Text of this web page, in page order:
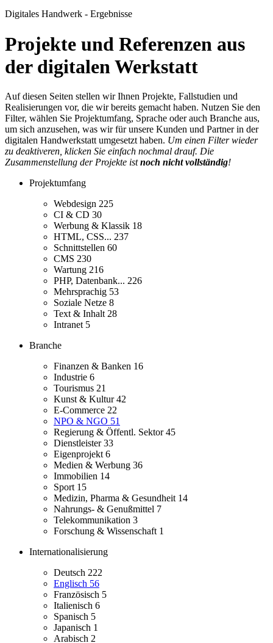
Digitales Handwerk - Ergebnisse
Projekte und Referenzen aus
der digitalen Werkstatt
Auf diesen Seiten stellen wir Ihnen Projekte, Fallstudien und
Realisierungen vor, die wir bereits gemacht haben. Nutzen Sie den
Filter, wählen Sie Projektumfang, Sprache oder auch Branche aus,
um sich anzusehen, was wir für unsere Kunden und Partner in der
digitalen Handwerkstatt umgesetzt haben. Um einen Filter wieder
zu deaktiveren, klicken Sie einfach nochmal drauf. Die
Zusammenstellung der Projekte istnoch nicht vollständig!
Projektumfang
Webdesign 225
CI & CD 30
Werbung & Klassik 18
HTML, CSS... 237
Schnittstellen 60
CMS 230
Wartung 216
PHP, Datenbank... 226
Mehrsprachig 53
Soziale Netze 8
Text & Inhalt 28
Intranet 5
Branche
Finanzen & Banken 16
Industrie 6
Tourismus 21
Kunst & Kultur42
E-Commerce 22
NPO & NGO 51
Regierung & Öffentl. Sektor45
Dienstleister33
Eigenprojekt 6
Medien & Werbung 36
Immobilien 14
Sport 15
Medizin, Pharma & Gesundheit 14
Nahrungs- & Genußmittel 7
Telekommunikation 3
Forschung & Wissenschaft 1
Internationalisierung
Deutsch 222
Englisch 56
Französisch 5
Italienisch 6
Spanisch 5
Japanisch 1
Arabisch 2